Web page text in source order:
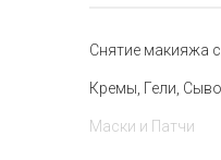
Снятие макияжа с
Кремы, Гели,
Маски и Патчи